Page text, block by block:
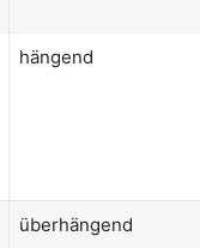
hängend
überhängend